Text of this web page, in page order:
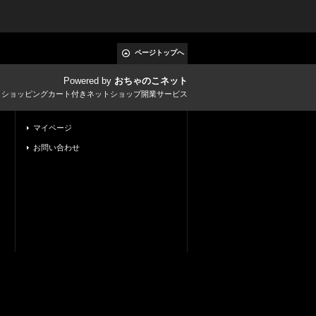
ページトップへ
Powered by おちゃのこネット
ョッピングカート付きネットショップ開業サービス
マイページ
お問い合わせ